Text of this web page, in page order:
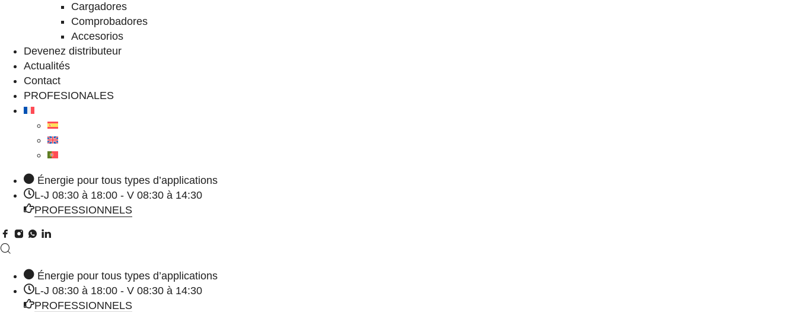
Cargadores
Comprobadores
Accesorios
Devenez distributeur
Actualités
Contact
PROFESIONALES
Énergie pour tous types d’applications
L-J 08:30 à 18:00 - V 08:30 à 14:30
PROFESSIONNELS
Énergie pour tous types d’applications
L-J 08:30 à 18:00 - V 08:30 à 14:30
PROFESSIONNELS